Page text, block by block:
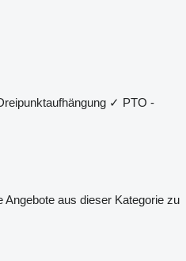
✓ PTO -
Angebote aus dieser Kategorie zu